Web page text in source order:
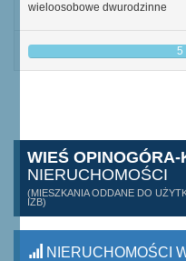
wieloosobowe dwurodzinne
5
WIEŚ
NIERUCHOMOŚCI
(MIESZKANIA ODDANE DO
IZB)
NIERUCHOMOŚCI